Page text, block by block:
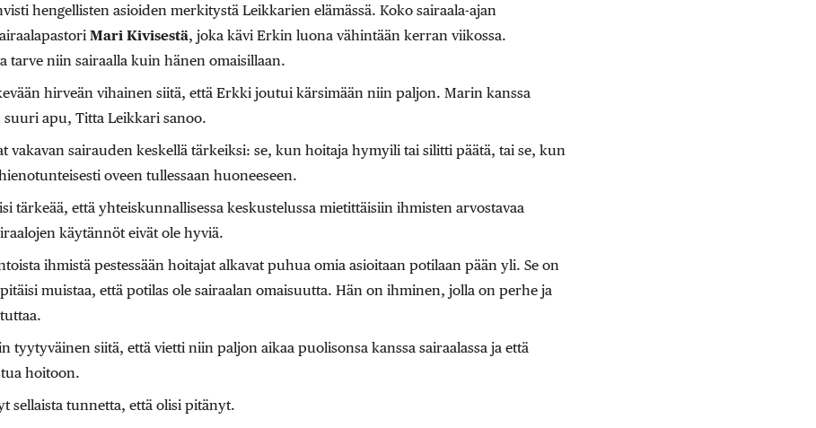
hengellisten asioiden merkitystä Leikkarien elämässä. Koko sairaala-ajan
Mari Kivisestä, joka kävi Erkin luona vähintään kerran viikossa.
tarve niin sairaalla kuin hänen omaisillaan.
hirveän vihainen siitä, että Erkki joutui kärsimään niin paljon. Marin kanssa
apu, Titta Leikkari sanoo.
vakavan sairauden keskellä tärkeiksi: se, kun hoitaja hymyili tai silitti päätä, tai se, kun
oveen tullessaan huoneeseen.
tärkeää, että yhteiskunnallisessa keskustelussa mietittäisiin ihmisten arvostavaa
käytännöt eivät ole hyviä.
ihmistä pestessään hoitajat alkavat puhua omia asioitaan potilaan pään yli. Se on
muistaa, että potilas ole sairaalan omaisuutta. Hän on ihminen, jolla on perhe ja
tyytyväinen siitä, että vietti niin paljon aikaa puolisonsa kanssa sairaalassa ja että
hoitoon.
sellaista tunnetta, että olisi pitänyt.